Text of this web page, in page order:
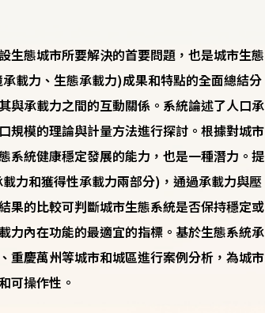
生態城市所要解決的首要問題，也是城市生態
載力、生態承載力)成果和特點的全面總結分
與承載力之間的互動關係。系統論述了人口承
規模的理論與計量方法進行探討。根據對城市
系統健康穩定發展的能力，也是一種潛力。提
力和獲得性承載力兩部分)，通過承載力與壓
果的比較可判斷城市生態系統是否保持穩定或
力內在功能的最適宜的指標。基於生態系統承
重慶萬州等城市和城區進行案例分析，為城市
可操作性。